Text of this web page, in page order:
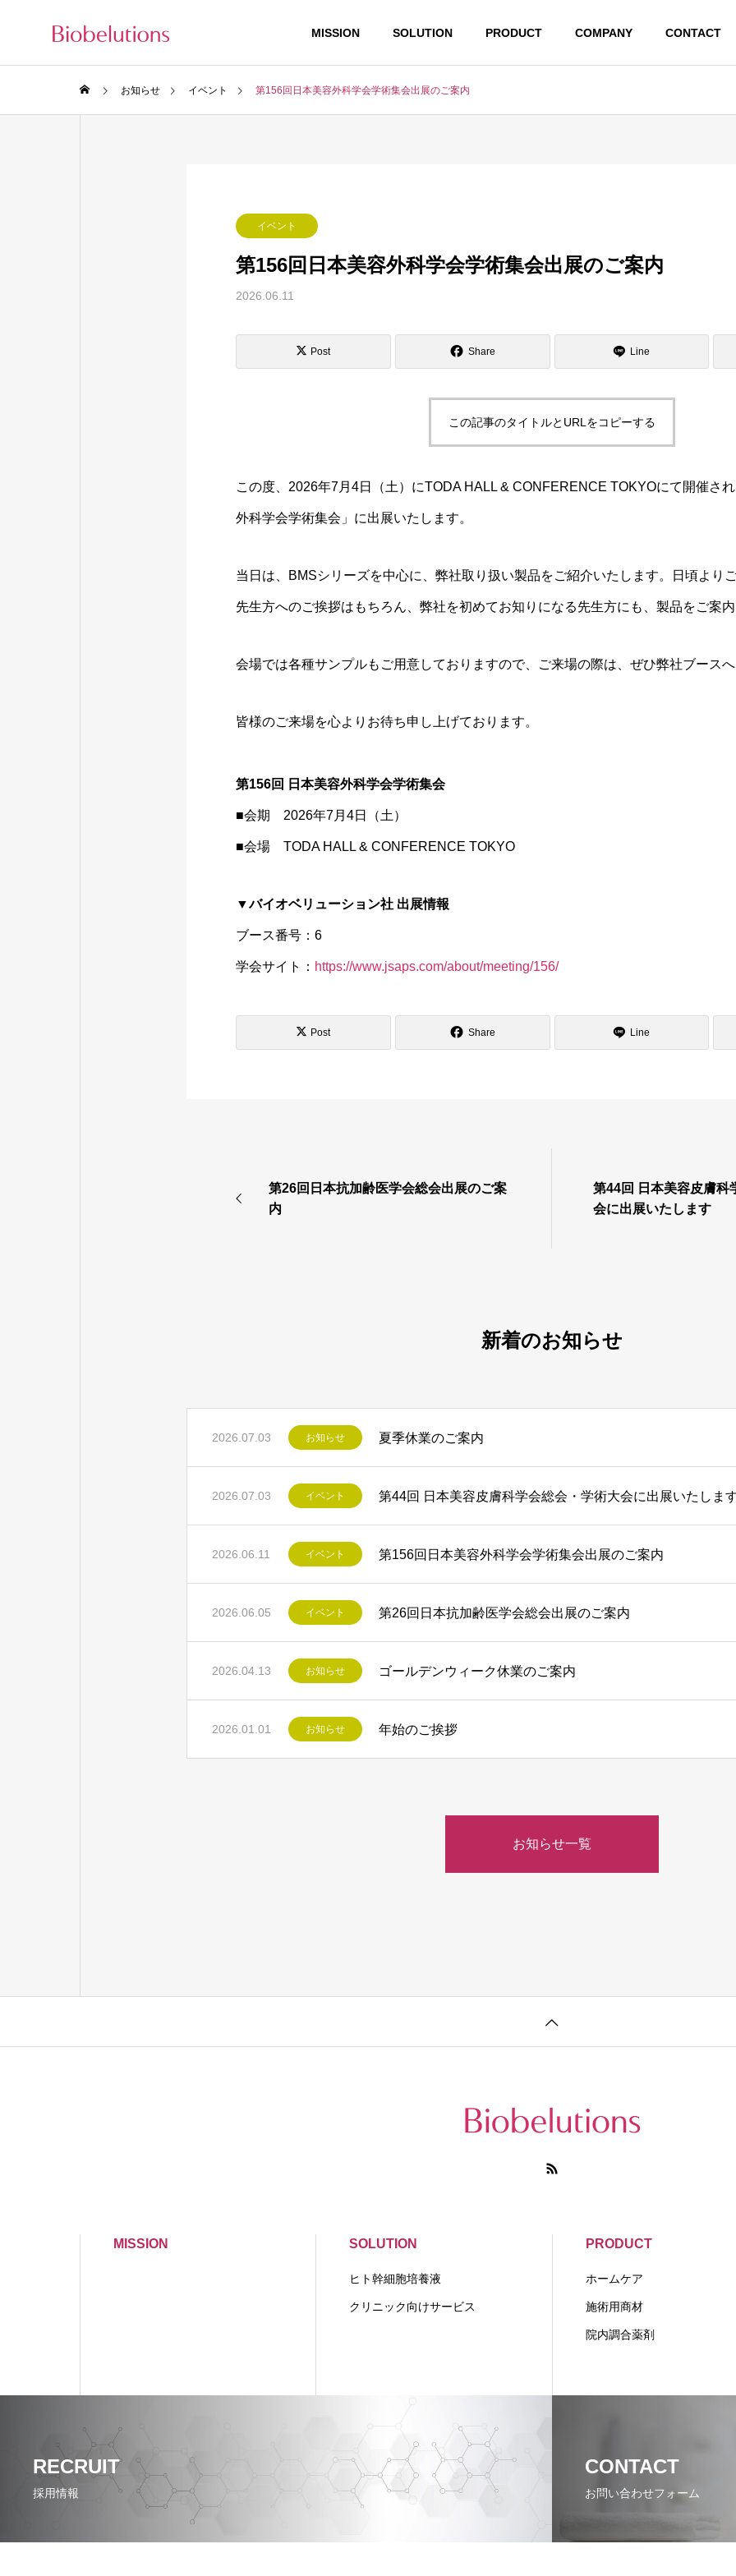
MISSION SOLUTION PRODUCT COMPANY CONTACT
お知らせ イベント 第156回日本美容外科学会学術集会出展のご案内
イベント
第156回日本美容外科学会学術集会出展のご案内
2026.06.11
Post Share Line
この記事のタイトルとURLをコピーする
この度、2026年7月4日（土）にTODA HALL & CONFERENCE TOKYOにて開催さ
外科学会学術集会」に出展いたします。
当日は、BMSシリーズを中心に、弊社取り扱い製品をご紹介いたします。日頃より
先生方へのご挨拶はもちろん、弊社を初めてお知りになる先生方にも、製品をご案
会場では各種サンプルもご用意しておりますので、ご来場の際は、ぜひ弊社ブース
皆様のご来場を心よりお待ち申し上げております。
第156回 日本美容外科学会学術集会
■会期 2026年7月4日（土）
■会場 TODA HALL & CONFERENCE TOKYO
▼バイオベリューション社 出展情報
ブース番号：6
学会サイト： https://www.jsaps.com/about/meeting/156/
Post Share Line
第26回日本抗加齢医学会総会出展のご案
内
第44回 日本美容皮膚科
会に出展いたします
新着のお知らせ
2026.07.03 お知らせ 夏季休業のご案内
2026.07.03 イベント 第44回 日本美容皮膚科学会総会・学術大会に出展いたしま
2026.06.11 イベント 第156回日本美容外科学会学術集会出展のご案内
2026.06.05 イベント 第26回日本抗加齢医学会総会出展のご案内
2026.04.13 お知らせ ゴールデンウィーク休業のご案内
2026.01.01 お知らせ 年始のご挨拶
お知らせ一覧
MISSION SOLUTION
ヒト幹細胞培養液
クリニック向けサービス
PRODUCT
ホームケア
施術用商材
院内調合薬剤
RECRUIT
採用情報
CONTACT
お問い合わせフォーム